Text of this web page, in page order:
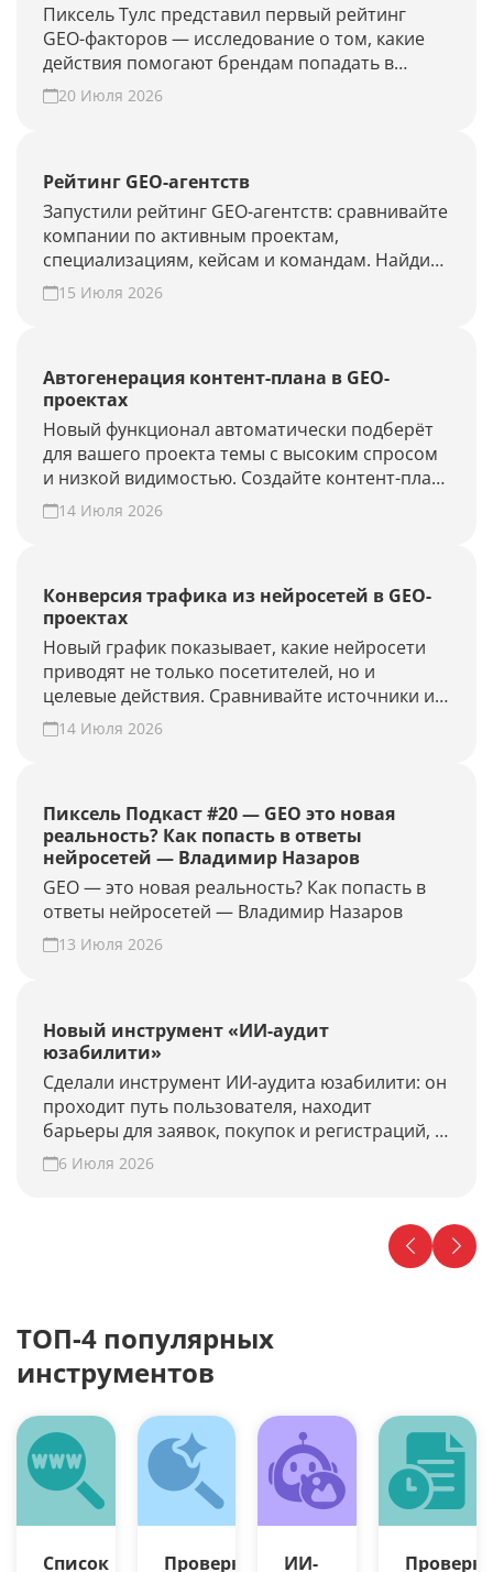
Пиксель Тулс представил первый рейтинг
GEO-факторов — исследование о том, какие
действия помогают брендам попадать в
ответы нейросетей.
20 Июля 2026
Рейтинг GEO-агентств
Запустили рейтинг GEO-агентств: сравнивайте
компании по активным проектам,
специализациям, кейсам и командам. Найдите
подрядчика для продвижения в ChatGPT,
Алисе AI и Perplexity или добавьте своё
15 Июля 2026
Автогенерация контент-плана в GEO-
проектах
Новый функционал автоматически подберёт
для вашего проекта темы с высоким спросом
и низкой видимостью. Создайте контент-план
за несколько минут и повысьте присутствие
вашего бренда и сайта в ответах нейросетей.
14 Июля 2026
Конверсия трафика из нейросетей в GEO-
проектах
Новый график показывает, какие нейросети
приводят не только посетителей, но и
целевые действия. Сравнивайте источники и
периоды, находите точки роста. Создайте
GEO-проект и проверьте конверсию своего
14 Июля 2026
Пиксель Подкаст #20 — GEO это новая
реальность? Как попасть в ответы
нейросетей — Владимир Назаров
GEO — это новая реальность? Как попасть в
ответы нейросетей — Владимир Назаров
13 Июля 2026
Новый инструмент «ИИ-аудит
юзабилити»
Сделали инструмент ИИ-аудита юзабилити: он
проходит путь пользователя, находит
барьеры для заявок, покупок и регистраций, и
предлагает гипотезы для роста конверсии.
Проверьте свой сайт прямо сейчас!
6 Июля 2026
ТОП-4 популярных
инструментов
Список Проверка ИИ- Проверка